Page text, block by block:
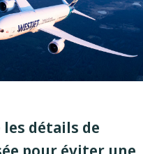
détails de
pour éviter une